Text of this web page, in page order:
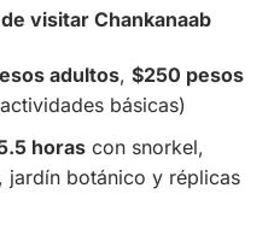
visitar Chankanaab
adultos, $250 pesos
básicas)
horascon snorkel,
jardín botánico y réplicas